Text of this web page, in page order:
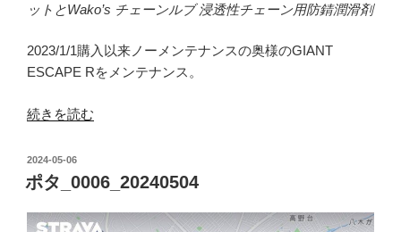
ットとWako’s チェーンルブ 浸透性チェーン用防錆潤滑剤
2023/1/1購入以来ノーメンテナンスの奥様のGIANT
ESCAPE Rをメンテナンス。
“チ
ー
ン
浄”
続きを読む
投
稿
日:
2024-05-06
ポタ_0006_20240504